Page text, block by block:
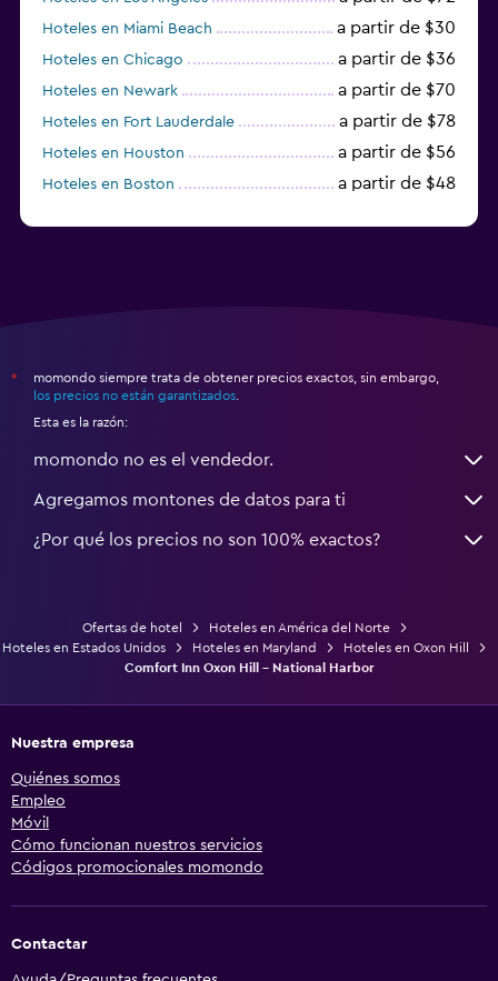
Hoteles en Miami Beach a partir de $30
Hoteles en Chicago a partir de $36
Hoteles en Newark a partir de $70
Hoteles en Fort Lauderdale a partir de $78
Hoteles en Houston a partir de $56
Hoteles en Boston a partir de $48
*
momondo siempre trata de obtener precios exactos, sin embargo,
los precios no están garantizados
Esta es la razón:
momondo no es el vendedor.
Agregamos montones de datos para ti
¿Por qué los precios no son 100% exactos?
Ofertas de hotel
Hoteles en América del Norte
Hoteles en Estados Unidos
Hoteles en Maryland
Hoteles en Oxon Hill
Comfort Inn Oxon Hill - National Harbor
Nuestra empresa
Quiénes somos
Empleo
Móvil
Cómo funcionan nuestros servicios
Códigos promocionales momondo
Contactar